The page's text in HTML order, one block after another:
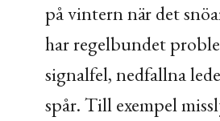
på vintern när det
har regelbundet
signalfel, nedfallna
spår. Till exempel